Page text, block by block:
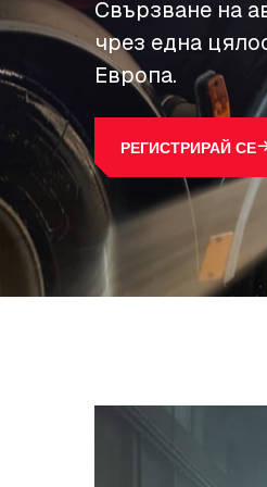
Свързване на
чрез една
Европа.
РЕГИСТРИРАЙ СЕ